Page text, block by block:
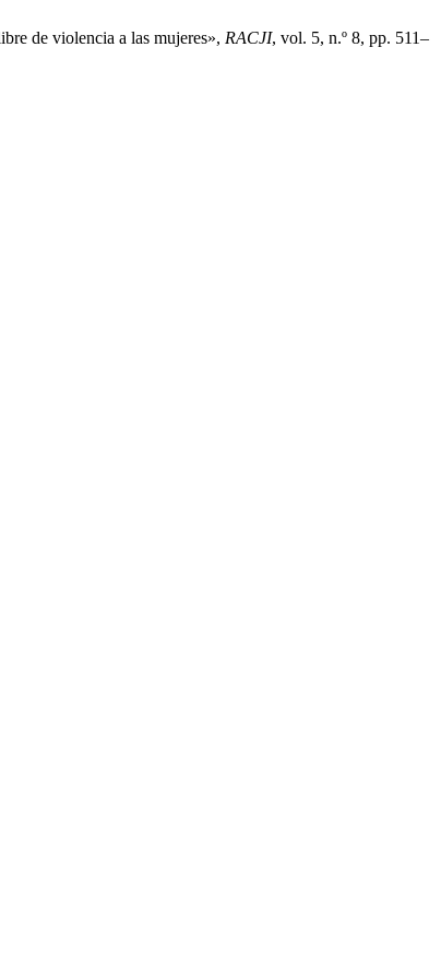
de violencia a las mujeres», RACJI, vol. 5, n.º 8, pp. 511–